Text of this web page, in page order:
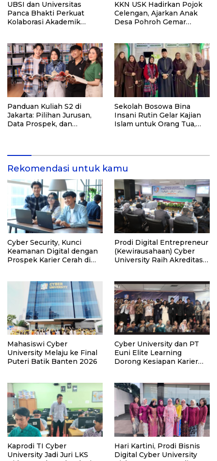
UBSI dan Universitas
Panca Bhakti Perkuat
Kolaborasi Akademik
KKN USK Hadirkan Pojok
Celengan, Ajarkan Anak
Desa Pohroh Gemar
Panduan Kuliah S2 di
Jakarta: Pilihan Jurusan,
Data Prospek, dan
Sekolah Bosowa Bina
Insani Rutin Gelar Kajian
Islam untuk Orang Tua,
Rekomendasi untuk kamu
Cyber Security, Kunci
Keamanan Digital dengan
Prospek Karier Cerah di
Prodi Digital Entrepreneur
(Kewirausahaan) Cyber
University Raih Akreditasi
Mahasiswi Cyber
University Melaju ke Final
Puteri Batik Banten 2026
Cyber University dan PT
Euni Elite Learning
Dorong Kesiapan Karier
Kaprodi TI Cyber
University Jadi Juri LKS
Hari Kartini, Prodi Bisnis
Digital Cyber University